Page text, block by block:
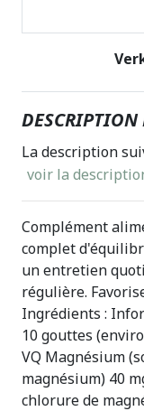
La description
voir la
Complément
complet
un entretien
régulière.
Ingrédients :
10 gouttes
VQ Magnésium
magnésium) 40
chlorure de